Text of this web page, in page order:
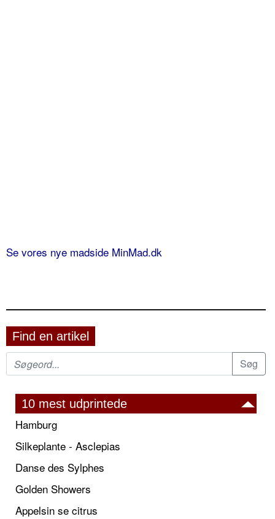
Se vores nye madside MinMad.dk
Find en artikel
10 mest udprintede
Hamburg
Silkeplante - Asclepias
Danse des Sylphes
Golden Showers
Appelsin se citrus